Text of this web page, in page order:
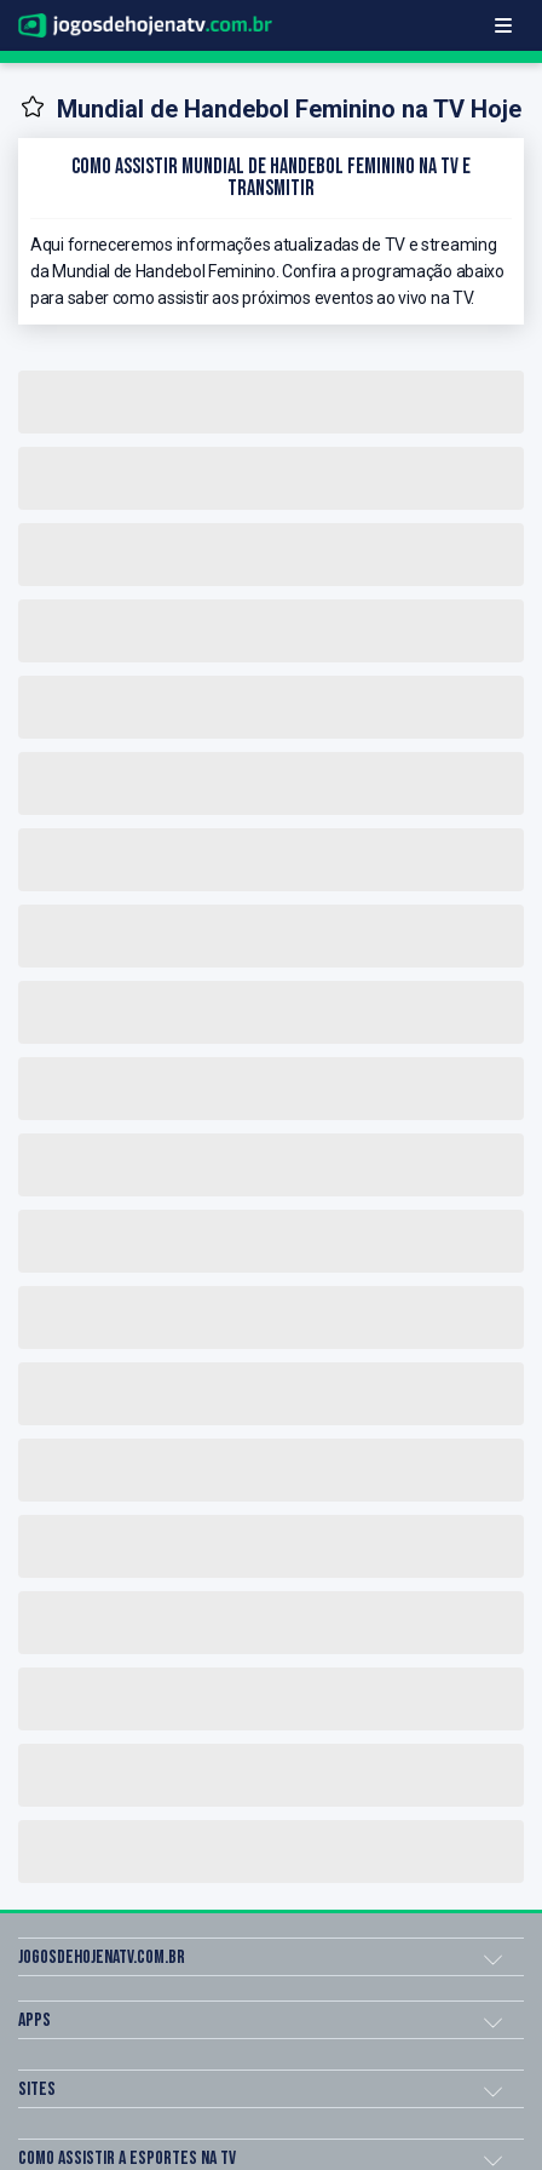
Mundial de Handebol Feminino na TV Hoje
Como Assistir Mundial de Handebol Feminino na TV e
Transmitir
Aqui forneceremos informações atualizadas de TV e streaming
da Mundial de Handebol Feminino. Confira a programação abaixo
para saber como assistir aos próximos eventos ao vivo na TV.
Jogosdehojenatv.com.br
Apps
Sites
Como assistir a esportes na TV